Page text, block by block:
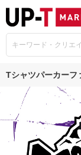
Tシャツパーカーフ